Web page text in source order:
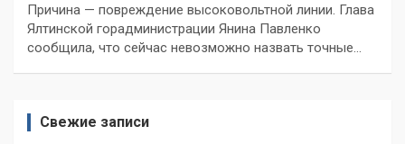
Причина — повреждение высоковольтной линии. Глава
Ялтинской горадминистрации Янина Павленко
сообщила, что сейчас невозможно назвать точные…
Свежие записи